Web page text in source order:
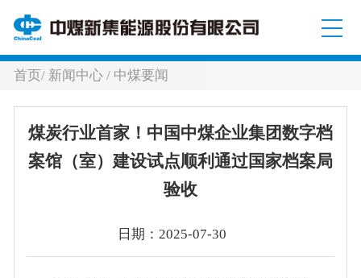
首页/ 新闻中心/ 中煤要闻
煤炭行业首家！中国中煤企业集团数字档
案馆（室）建设试点顺利通过国家档案局
验收
日期：2025-07-30